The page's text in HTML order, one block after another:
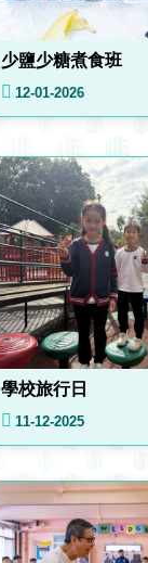
少鹽少糖煮食班
12-01-2026
學校旅行日
11-12-2025